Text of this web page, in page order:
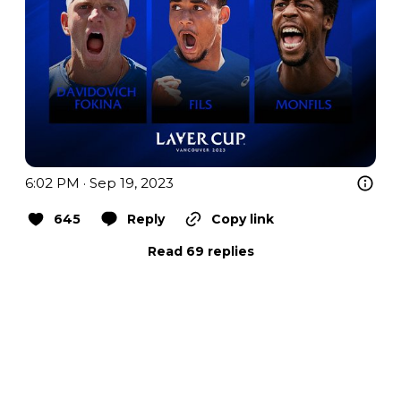
6:02 PM · Sep 19, 2023
645 Reply
Copy link
Read 69 replies